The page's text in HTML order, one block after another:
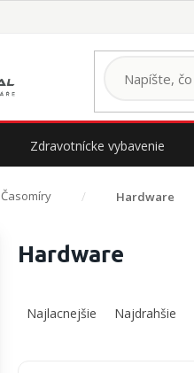
Zdravotnícke vybavenie
Časomíry Hardware
Hardware
Najlacnejšie Najdrahšie